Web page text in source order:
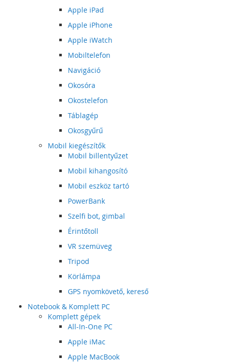
Apple iPad
Apple iPhone
Apple iWatch
Mobiltelefon
Navigáció
Okosóra
Okostelefon
Táblagép
Okosgyűrű
Mobil kiegészítők
Mobil billentyűzet
Mobil kihangosító
Mobil eszköz tartó
PowerBank
Szelfi bot, gimbal
Érintőtoll
VR szemüveg
Tripod
Körlámpa
GPS nyomkövető, kereső
Notebook & Komplett PC
Komplett gépek
All-In-One PC
Apple iMac
Apple MacBook